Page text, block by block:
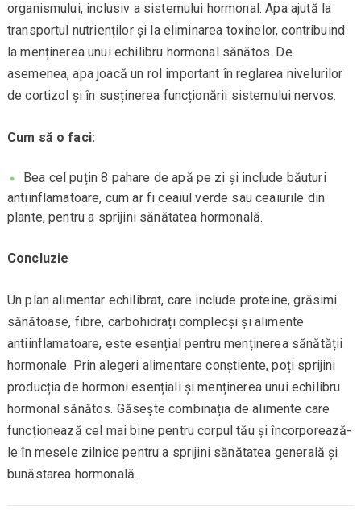
organismului, inclusiv a sistemului hormonal. Apa ajută la
transportul nutrienților și la eliminarea toxinelor, contribuind
la menținerea unui echilibru hormonal sănătos. De
asemenea, apa joacă un rol important în reglarea nivelurilor
de cortizol și în susținerea funcționării sistemului nervos.
Cum să o faci:
Bea cel puțin 8 pahare de apă pe zi și include băuturi
antiinflamatoare, cum ar fi ceaiul verde sau ceaiurile din
plante, pentru a sprijini sănătatea hormonală.
Concluzie
Un plan alimentar echilibrat, care include proteine, grăsimi
sănătoase, fibre, carbohidrați complecși și alimente
antiinflamatoare, este esențial pentru menținerea sănătății
hormonale. Prin alegeri alimentare conștiente, poți sprijini
producția de hormoni esențiali și menținerea unui echilibru
hormonal sănătos. Găsește combinația de alimente care
funcționează cel mai bine pentru corpul tău și încorporează-
le în mesele zilnice pentru a sprijini sănătatea generală și
bunăstarea hormonală.